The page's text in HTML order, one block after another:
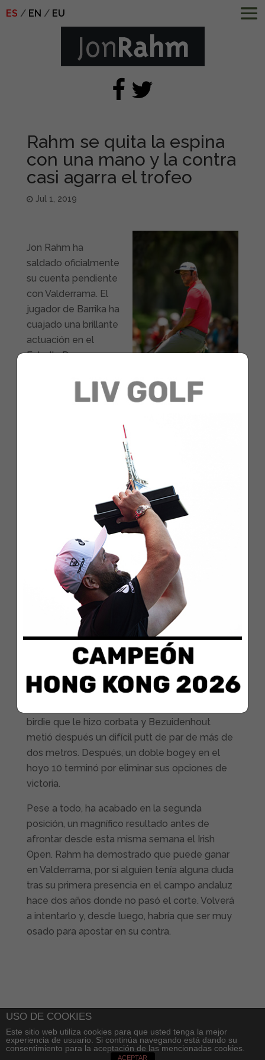
ES EN EU
Rahm se quita la espina
con una mano y la contra
casi agarra el trofeo
Jul 1, 2019
Jon Rahm ha
saldado oficialmente
su cuenta pendiente
con Valderrama. El
jugador de Barrika ha
cuajado una brillante
actuación en el
Estrella Damm
que ha terminado
este domingo en el
Rahm, una semana más, ha estado peleando
por la victoria hasta el final, saliendo en el
partido estelar el domingo junto a un imparable
Christiaan Bezuidenhout, ganador a la postre
Jon comenzó con pasó firme el torneo,
rubricando una gran ronda por la tarde el
jueves. Sufrió más el viernes, pero se repuso el
sábado con una ronda de golf extraordinaria
para colarse en el último partido del domingo,
eso sí, a cinco golpes de Bezuidenhout.
El golfista vasco sabía que necesitaba una
machada en la última ronda para ganar y bien
que lo intentó con el apoyo y el cariño
incondicional del público de Valderrama. Llegó
a ponerse a tres golpes y vivió un momento
birdie que le hizo corbata y Bezuidenhout
metió después un difícil putt de par de más de
dos metros. Después, un doble bogey en el
hoyo 10 terminó por eliminar sus opciones de
victoria.
Pese a todo, ha acabado en la segunda
posición, un magnífico resultado antes de
afrontar desde esta misma semana el Irish
Open. Rahm ha demostrado que puede ganar
en Valderrama, por si alguien tenía alguna duda
tras su primera presencia en el campo andaluz
hace dos años donde no pasó el corte. Volverá
a intentarlo y, desde luego, habría que ser muy
osado para apostar en su contra.
USO DE COOKIES
Este sitio web utiliza cookies para que usted tenga la mejor
experiencia de usuario. Si continúa navegando está dando su
consentimiento para la aceptación de las mencionadas cookies.
ACEPTAR